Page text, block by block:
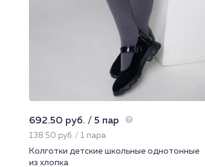
692.50 руб. / 5 пар
138.50 руб. / 1 пара
Колготки детские школьные однотонные
из хлопка